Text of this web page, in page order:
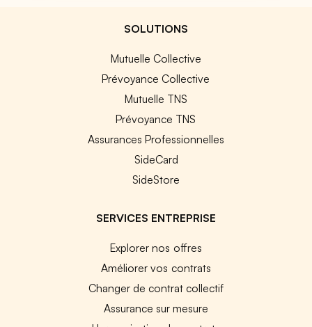
SOLUTIONS
Mutuelle Collective
Prévoyance Collective
Mutuelle TNS
Prévoyance TNS
Assurances Professionnelles
SideCard
SideStore
SERVICES ENTREPRISE
Explorer nos offres
Améliorer vos contrats
Changer de contrat collectif
Assurance sur mesure